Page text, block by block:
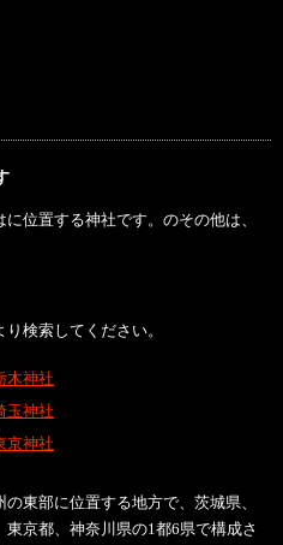
位置する神社です。のその他は、
検索してください。
木神社
玉神社
京神社
東部に位置する地方で、茨城県、
京都、神奈川県の1都6県で構成さ